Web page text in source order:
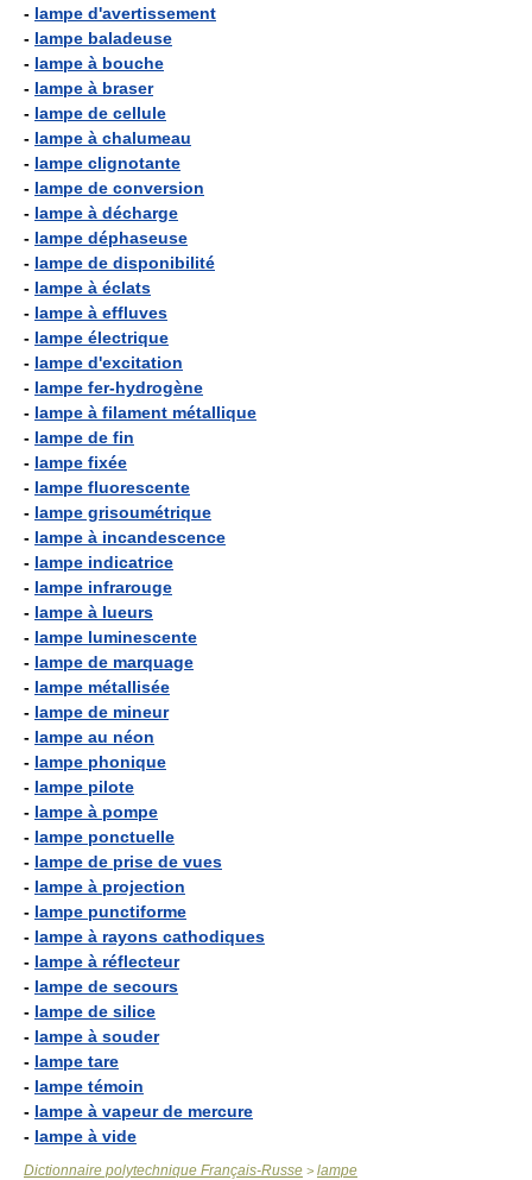
- lampe d'avertissement
- lampe baladeuse
- lampe à bouche
- lampe à braser
- lampe de cellule
- lampe à chalumeau
- lampe clignotante
- lampe de conversion
- lampe à décharge
- lampe déphaseuse
- lampe de disponibilité
- lampe à éclats
- lampe à effluves
- lampe électrique
- lampe d'excitation
- lampe fer-hydrogène
- lampe à filament métallique
- lampe de fin
- lampe fixée
- lampe fluorescente
- lampe grisoumétrique
- lampe à incandescence
- lampe indicatrice
- lampe infrarouge
- lampe à lueurs
- lampe luminescente
- lampe de marquage
- lampe métallisée
- lampe de mineur
- lampe au néon
- lampe phonique
- lampe pilote
- lampe à pompe
- lampe ponctuelle
- lampe de prise de vues
- lampe à projection
- lampe punctiforme
- lampe à rayons cathodiques
- lampe à réflecteur
- lampe de secours
- lampe de silice
- lampe à souder
- lampe tare
- lampe témoin
- lampe à vapeur de mercure
- lampe à vide
Dictionnaire polytechnique Français-Russe > lampe